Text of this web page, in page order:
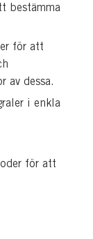
bestämma
för att
av dessa.
i enkla
för att